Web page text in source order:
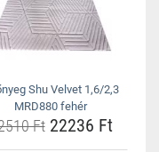
Shu Velvet 1,6/2,3
MRD880 fehér
Ft22236 Ft